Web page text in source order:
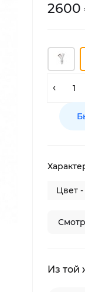
2600
Цвет -
Из той